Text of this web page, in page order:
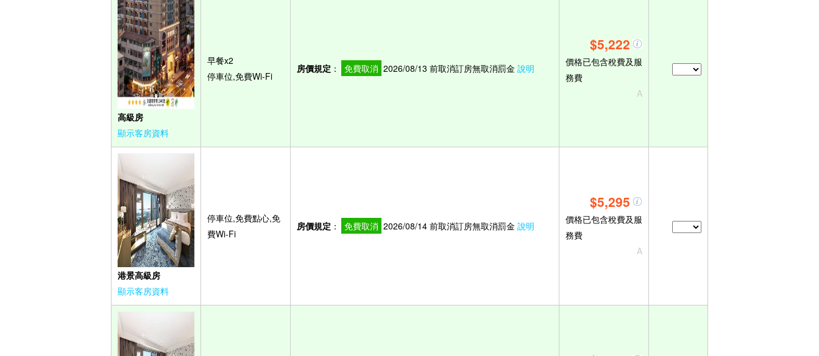
高級房
顯示客房資料
早餐x2
停車位,免費Wi-Fi
房價規定 ： 免費取消 2026/08/13 前取消訂房無取消罰金 說明
$5,222
價格已包含稅費及服
務費
A
港景高級房
顯示客房資料
停車位,免費點心,免
費Wi-Fi
房價規定 ： 免費取消 2026/08/14 前取消訂房無取消罰金 說明
$5,295
價格已包含稅費及服
務費
A